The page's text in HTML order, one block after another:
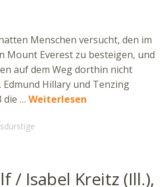
Menschen versucht, den im
Mount Everest zu besteigen, und
auf dem Weg dorthin nicht
Hillary und Tenzing
die … Weiterlesen
/ Isabel Kreitz (Ill.),